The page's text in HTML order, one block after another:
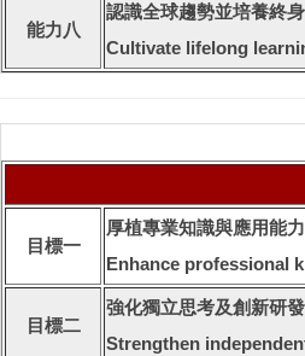
能力八
認識全球趨勢並培養終
Cultivate lifelong
目標一
厚植專業知識與應用能力
Enhance professional
目標二
強化獨立思考及創新研
Strengthen